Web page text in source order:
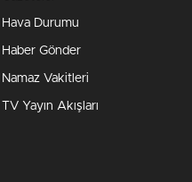
Hava Durumu
Haber Gönder
Namaz Vakitleri
TV Yayın Akışları